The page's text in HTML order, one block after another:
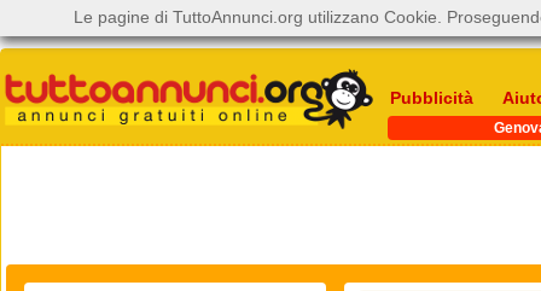
Pubblicità
Le pagine di TuttoAnnunci.org utilizzano Cookie.